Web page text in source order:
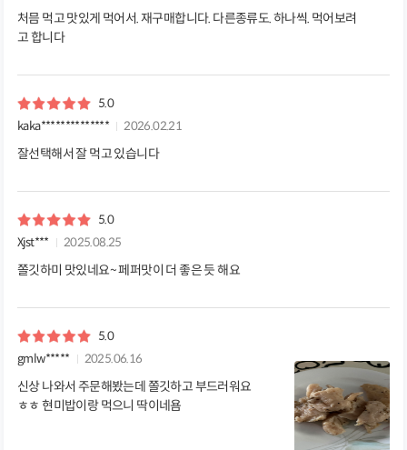
처믐 먹고 맛있게 먹어서. 재구매합니다. 다른종류도. 하나씩. 먹어보려
고 합니다
5.0
kaka**************
2026.02.21
잘선택해서 잘 먹고 있습니다
5.0
Xjst***
2025.08.25
쫄깃하미 맛있네요~ 페퍼맛이 더 좋은 듯 해요
5.0
gmlw*****
2025.06.16
신상 나와서 주문해봤는데 쫄깃하고 부드러워요
ㅎㅎ 현미밥이랑 먹으니 딱이네욤